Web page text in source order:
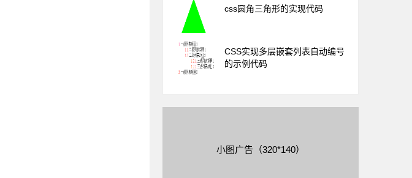
css圆角三角形的实现代码
CSS实现多层嵌套列表自动编号
的示例代码
小图广告（320*140）